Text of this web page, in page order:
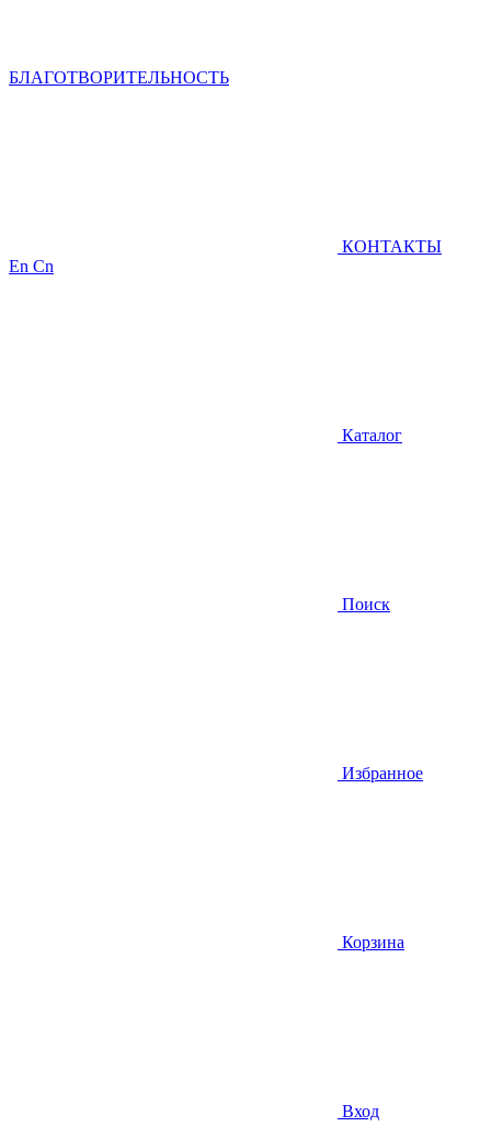
БЛАГОТВОРИТЕЛЬНОСТЬ
КОНТАКТЫ
En Cn
Каталог
Поиск
Избранное
Корзина
Вход